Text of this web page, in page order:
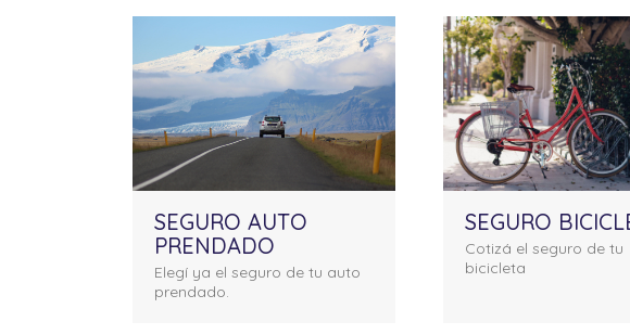
SEGURO AUTO
PRENDADO
Elegí ya el seguro de tu auto
prendado.
SEGURO
Cotizá el seguro de tu
bicicleta